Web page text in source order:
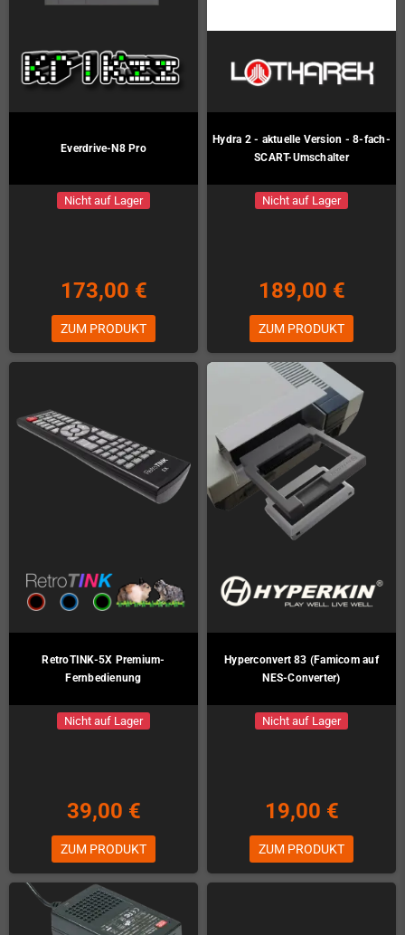
Everdrive-N8 Pro
Nicht auf Lager
173,00 €
ZUM PRODUKT
Hydra 2 - aktuelle Version - 8-fach-
SCART-Umschalter
Nicht auf Lager
189,00 €
ZUM PRODUKT
RetroTINK-5X Premium-
Fernbedienung
Nicht auf Lager
39,00 €
ZUM PRODUKT
Hyperconvert 83 (Famicom auf
NES-Converter)
Nicht auf Lager
19,00 €
ZUM PRODUKT